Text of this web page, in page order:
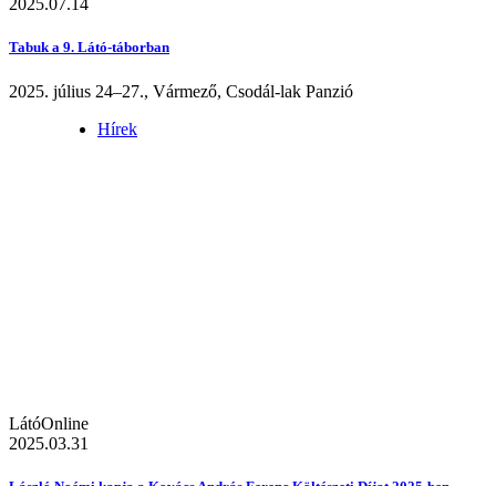
2025.07.14
Tabuk a 9. Látó-táborban
2025. július 24–27., Vármező, Csodál-lak Panzió
Hírek
LátóOnline
2025.03.31